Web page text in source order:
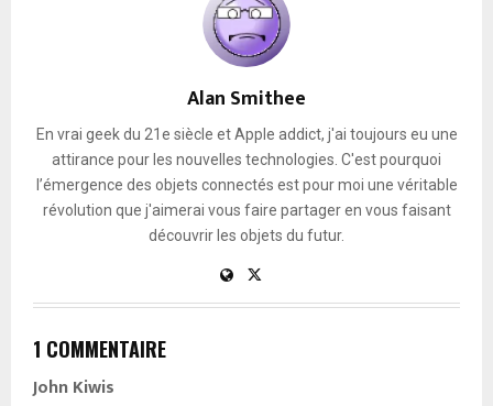
Alan Smithee
En vrai geek du 21e siècle et Apple addict, j'ai toujours eu une
attirance pour les nouvelles technologies. C'est pourquoi
l’émergence des objets connectés est pour moi une véritable
révolution que j'aimerai vous faire partager en vous faisant
découvrir les objets du futur.
1 COMMENTAIRE
John Kiwis